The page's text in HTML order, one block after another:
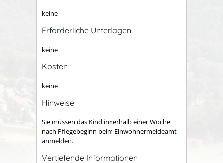
keine
Erforderliche Unterlagen
keine
Kosten
keine
Hinweise
Sie müssen das Kind innerhalb einer Woche
nach Pflegebeginn beim Einwohnermeldeamt
anmelden.
Vertiefende Informationen